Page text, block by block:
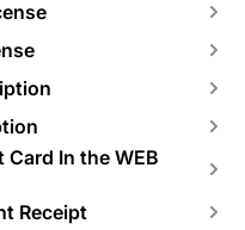
Card In the WEB
Receipt